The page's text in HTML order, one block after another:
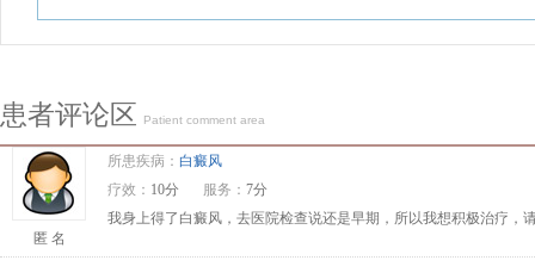
患者评论区 Patient comment area
匿 名
所患疾病： 白癜风
疗效： 10分 服务： 7分
我身上得了白癜风，去医院检查说还是早期，所以我想积极治疗，